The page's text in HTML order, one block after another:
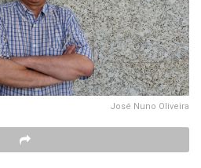
José Nuno Oliveira